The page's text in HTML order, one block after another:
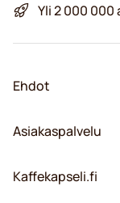
Yli 2 000 000
Ehdot
Asiakaspalvelu
Kaffekapseli.fi